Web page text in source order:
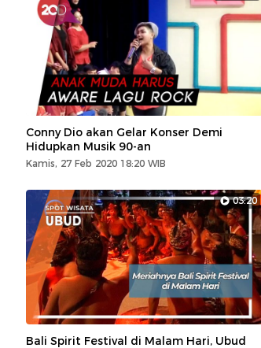
Conny Dio akan Gelar Konser Demi
Hidupkan Musik 90-an
Kamis, 27 Feb 2020 18:20 WIB
03:20
Bali Spirit Festival di Malam Hari, Ubud